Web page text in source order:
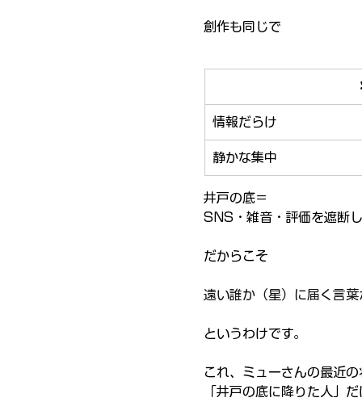
創作も同じで
情報だらけ
静かな集中
井戸の底＝
SNS・雑音・評価を遮断し
だからこそ
遠い誰か（星）に届く言葉
というわけです。
これ、ミューさんの最近の
「井戸の底に降りた人」だ